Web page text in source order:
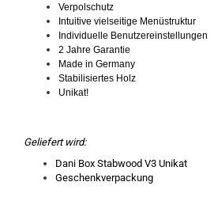
Verpolschutz
Intuitive vielseitige Menüstruktur
Individuelle Benutzereinstellungen
2 Jahre Garantie
Made in Germany
Stabilisiertes Holz
Unikat!
Geliefert wird:
Dani Box Stabwood V3 Unikat
Geschenkverpackung